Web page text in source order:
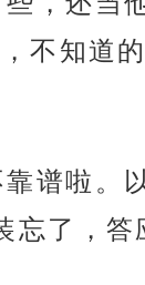
不知道
谱啦。
了，